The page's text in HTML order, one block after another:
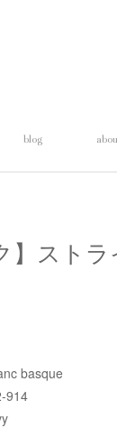
blog
】スト
basque
914